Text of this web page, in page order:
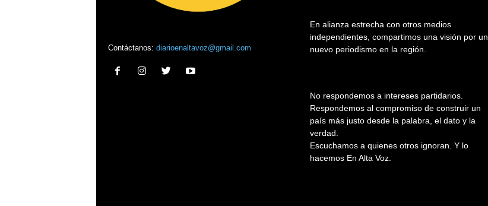
Contáctanos: diarioenaltavoz@gmail.com
En alianza estrecha con otros medios
independientes, compartimos una visión por un
nuevo periodismo en la región.
No respondemos a intereses partidarios.
Respondemos al compromiso de construir un
país más justo desde la palabra, el dato y la
verdad.
Escuchamos a quienes otros ignoran. Y lo
hacemos En Alta Voz.